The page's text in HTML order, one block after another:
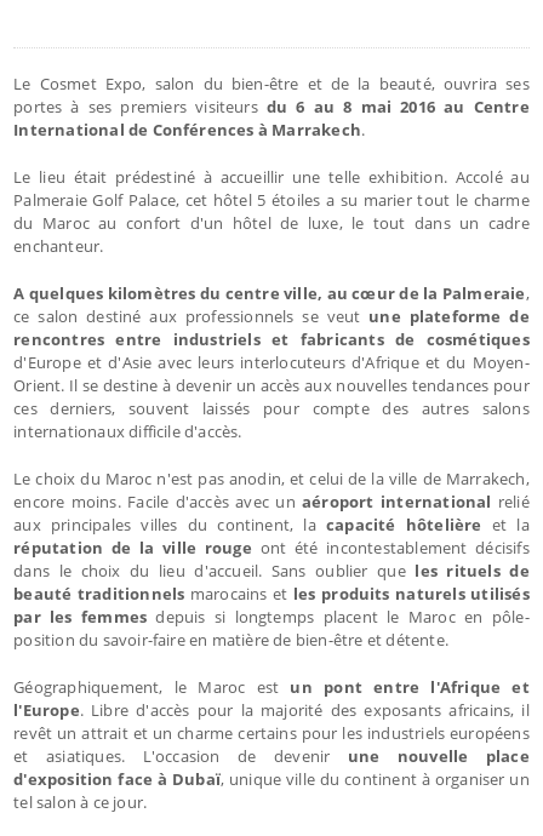
Le Cosmet Expo, salon du bien-être et de la beauté, ouvrira ses
portes à ses premiers visiteurs du 6 au 8 mai 2016 au Centre
International de Conférences à Marrakech.
Le lieu était prédestiné à accueillir une telle exhibition. Accolé au
Palmeraie Golf Palace, cet hôtel 5 étoiles a su marier tout le charme
du Maroc au confort d'un hôtel de luxe, le tout dans un cadre
enchanteur.
A quelques kilomètres du centre ville, au cœur de la Palmeraie,
ce salon destiné aux professionnels se veut une plateforme de
rencontres entre industriels et fabricants de cosmétiques
d'Europe et d'Asie avec leurs interlocuteurs d'Afrique et du Moyen-
Orient. Il se destine à devenir un accès aux nouvelles tendances pour
ces derniers, souvent laissés pour compte des autres salons
internationaux difficile d'accès.
Le choix du Maroc n'est pas anodin, et celui de la ville de Marrakech,
encore moins. Facile d'accès avec unaéroport international relié
aux principales villes du continent, lacapacité hôtelière et la
réputation de la ville rouge ont été incontestablement décisifs
dans le choix du lieu d'accueil. Sans oublier que les rituels de
beauté traditionnels marocains et les produits naturels utilisés
par les femmes depuis si longtemps placent le Maroc en pôle-
position du savoir-faire en matière de bien-être et détente.
Géographiquement, le Maroc est un pont entre l'Afrique et
l'Europe. Libre d'accès pour la majorité des exposants africains, il
revêt un attrait et un charme certains pour les industriels européens
et asiatiques. L'occasion de devenir une nouvelle place
d'exposition face à Dubaï, unique ville du continent à organiser un
tel salon à ce jour.